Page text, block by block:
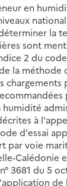
en
la
sont
2 du
la méthode
chargements
à
d'essai
par voie
Calédonie
3681 du 5
de